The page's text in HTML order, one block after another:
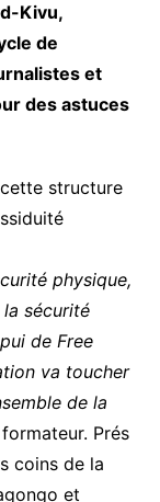
Kivu,
de
et
des astuces
structure
physique,
sécurité
de Free
va toucher
de la
Prés
coins de la
et